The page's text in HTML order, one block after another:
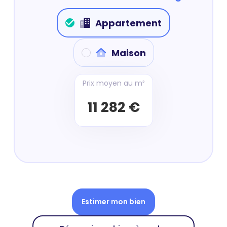
Appartement
Maison
Prix moyen au m²
11 282 €
Estimer mon bien